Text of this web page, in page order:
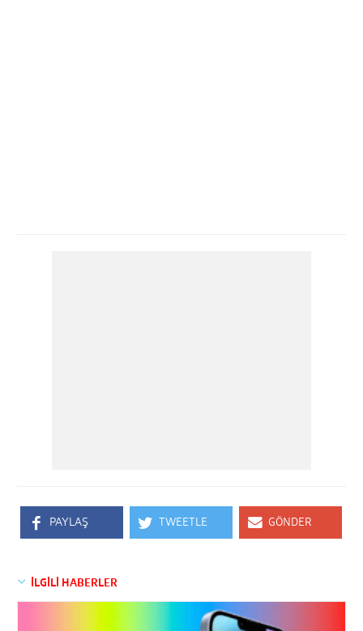
PAYLAŞ TWEETLE GÖNDER
İLGİLİ HABERLER